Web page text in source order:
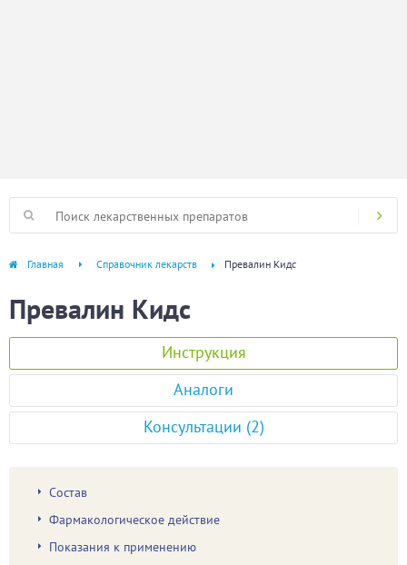
Главная Справочник лекарств Превалин Кидс
Превалин Кидс
Инструкция
Аналоги
Консультации (2)
Состав
Фармакологическое действие
Показания к применению